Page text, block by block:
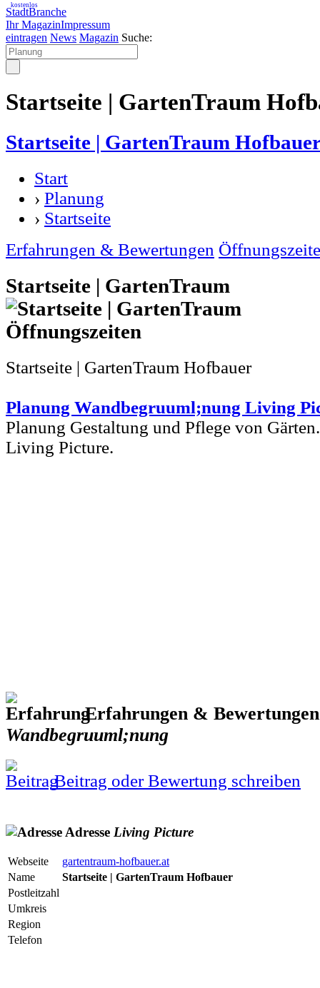
StadtBranche
Ihr MagazinImpressum
kostenlos
eintragen News Magazin Suche:
Startseite | GartenTraum
Startseite | GartenTraum
Start
› Planung
› Startseite
Erfahrungen & Bewertungen
Startseite | GartenTraum
Startseite | GartenTraum Hofbauer
Planung Wandbegruuml;nung Living
Planung Gestaltung und Pflege von
Living Picture.
Erfahrungen & Bewertungen
Wandbegruuml;nung
Beitrag oder Bewertung schreiben
Adresse Living Picture
Webseite
gartentraum-hofbauer.at
Name
Startseite | GartenTraum Hofbauer
Postleitzahl
Umkreis
Region
Telefon